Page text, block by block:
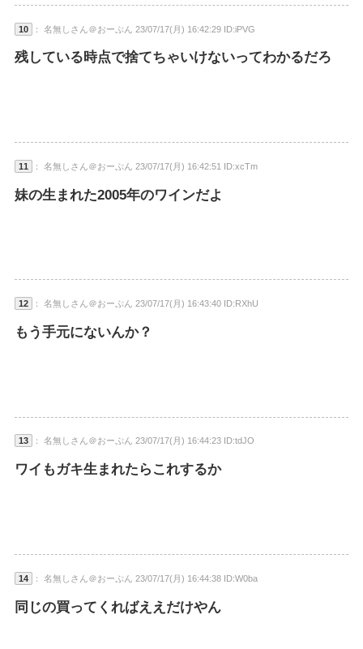
10 ： 名無しさん＠おーぷん 23/07/17(月) 16:42:29 ID:iPVG
残している時点で捨てちゃいけないってわかるだろ
11 ： 名無しさん＠おーぷん 23/07/17(月) 16:42:51 ID:xcTm
妹の生まれた2005年のワインだよ
12 ： 名無しさん＠おーぷん 23/07/17(月) 16:43:40 ID:RXhU
もう手元にないんか？
13 ： 名無しさん＠おーぷん 23/07/17(月) 16:44:23 ID:tdJO
ワイもガキ生まれたらこれするか
14 ： 名無しさん＠おーぷん 23/07/17(月) 16:44:38 ID:W0ba
同じの買ってくればええだけやん